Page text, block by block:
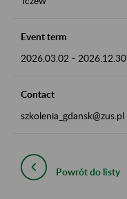
Event term
2026.03.02 - 2026.12.30
Contact
szkolenia_gdansk@zus.pl
Powrót do listy